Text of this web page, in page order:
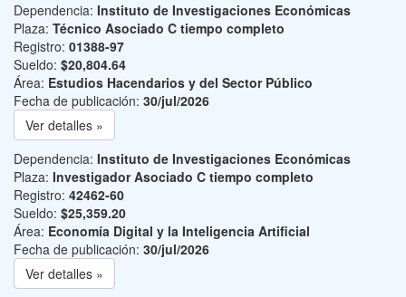
Dependencia: Instituto de Investigaciones Económicas
Plaza: Técnico Asociado C tiempo completo
Registro: 01388-97
Sueldo: $20,804.64
Área: Estudios Hacendarios y del Sector Público
Fecha de publicación: 30/jul/2026
Ver detalles »
Dependencia: Instituto de Investigaciones Económicas
Plaza: Investigador Asociado C tiempo completo
Registro: 42462-60
Sueldo: $25,359.20
Área: Economía Digital y la Inteligencia Artificial
Fecha de publicación: 30/jul/2026
Ver detalles »